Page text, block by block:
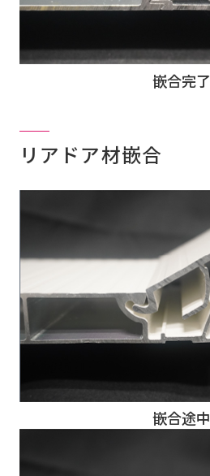
嵌合完了
リアドア材嵌合
嵌合途中